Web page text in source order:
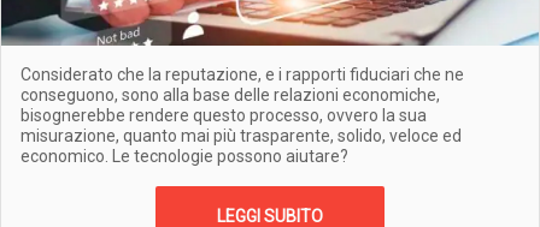
Considerato che la reputazione, e i rapporti fiduciari che ne
conseguono, sono alla base delle relazioni economiche,
bisognerebbe rendere questo processo, ovvero la sua
misurazione, quanto mai più trasparente, solido, veloce ed
economico. Le tecnologie possono aiutare?
LEGGI SUBITO